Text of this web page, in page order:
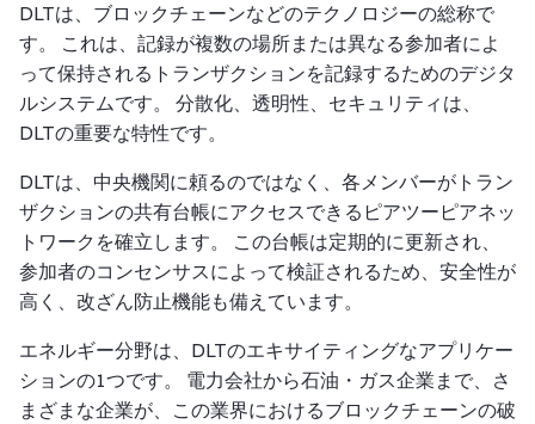
DLTは、ブロックチェーンなどのテクノロジーの総称で
す。 これは、記録が複数の場所または異なる参加者によ
って保持されるトランザクションを記録するためのデジタ
ルシステムです。 分散化、透明性、セキュリティは、
DLTの重要な特性です。
DLTは、中央機関に頼るのではなく、各メンバーがトラン
ザクションの共有台帳にアクセスできるピアツーピアネッ
トワークを確立します。 この台帳は定期的に更新され、
参加者のコンセンサスによって検証されるため、安全性が
高く、改ざん防止機能も備えています。
エネルギー分野は、DLTのエキサイティングなアプリケー
ションの1つです。 電力会社から石油・ガス企業まで、さ
まざまな企業が、この業界におけるブロックチェーンの破